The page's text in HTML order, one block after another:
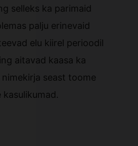
selleks ka parimaid
palju erinevaid
elu kiirel perioodil
aitavad kaasa ka
seast toome
kasulikumad.